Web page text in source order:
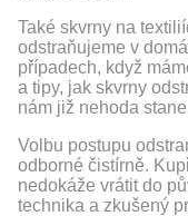
Také skvrny na
odstraňujeme v
případech, když
a tipy, jak skvrny
nám již nehoda
Volbu postupu
odborné čistírně.
nedokáže vrátit do
technika a zkušený